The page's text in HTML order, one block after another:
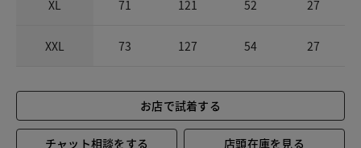
XL 71 121 52 27
XXL 73 127 54 27
お店で試着する
チャット相談をする 店頭在庫を見る